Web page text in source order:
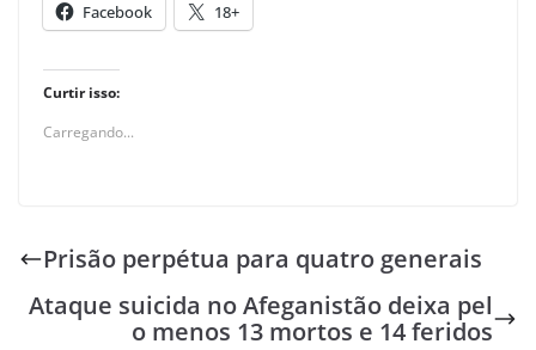
Facebook 18+
Curtir isso:
Carregando...
Prisão perpétua para quatro generais
Ataque suicida no Afeganistão deixa pel
o menos 13 mortos e 14 feridos